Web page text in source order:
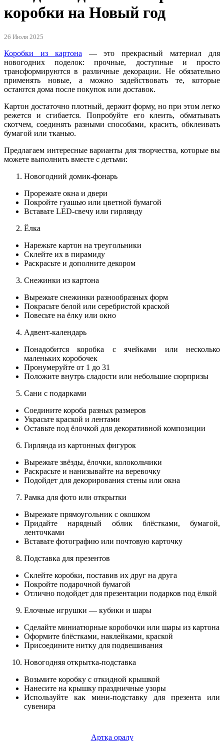
коробки на Новый год
26 Июля 2025
Коробки из картона — это прекрасный материал для
новогодних поделок: прочные, доступные и просто
трансформируются в различные декорации. Не обязательно
применять новые, а можно задействовать те, которые
остаются дома после покупок или доставок.
Картон достаточно плотный, держит форму, но при этом легко
режется и сгибается. Попробуйте его клеить, обматывать
скотчем, соединять разными способами, красить, обклеивать
бумагой или тканью.
Предлагаем интересные варианты для творчества, которые вы
можете выполнить вместе с детьми:
Новогодний домик‑фонарь
Прорежьте окна и двери
Покройте гуашью или цветной бумагой
Вставьте LED-свечу или гирлянду
Ёлка
Нарежьте картон на треугольники
Склейте их в пирамиду
Раскрасьте и дополните декором
Снежинки из картона
Вырежьте снежинки разнообразных форм
Покрасьте белой или серебристой краской
Повесьте на ёлку или окно
Адвент‑календарь
Понадобится коробка с ячейками или несколько
маленьких коробочек
Пронумеруйте от 1 до 31
Положите внутрь сладости или небольшие сюрпризы
Сани с подарками
Соедините короба разных размеров
Украсьте краской и лентами
Оставьте под ёлочкой для декоративной композиции
Гирлянда из картонных фигурок
Вырежьте звёзды, ёлочки, колокольчики
Раскрасьте и нанизывайте на веревочку
Подойдет для декорирования стены или окна
Рамка для фото или открытки
Вырежьте прямоугольник с окошком
Придайте нарядный облик блёстками, бумагой,
ленточками
Вставьте фотографию или почтовую карточку
Подставка для презентов
Склейте коробки, поставив их друг на друга
Покройте подарочной бумагой
Отлично подойдет для презентации подарков под ёлкой
Елочные игрушки — кубики и шары
Сделайте миниатюрные коробочки или шары из картона
Оформите блёстками, наклейками, краской
Присоедините нитку для подвешивания
Новогодняя открытка-подставка
Возьмите коробку с откидной крышкой
Нанесите на крышку праздничные узоры
Используйте как мини-подставку для презента или
сувенира
Артқа оралу